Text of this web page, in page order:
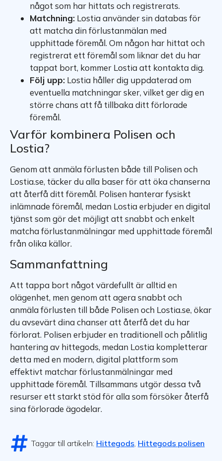
något som har hittats och registrerats.
Matchning: Lostia använder sin databas för
att matcha din förlustanmälan med
upphittade föremål. Om någon har hittat och
registrerat ett föremål som liknar det du har
tappat bort, kommer Lostia att kontakta dig.
Följ upp: Lostia håller dig uppdaterad om
eventuella matchningar sker, vilket ger dig en
större chans att få tillbaka ditt förlorade
föremål.
Varför kombinera Polisen och
Lostia?
Genom att anmäla förlusten både till Polisen och
Lostia.se, täcker du alla baser för att öka chanserna
att återfå ditt föremål. Polisen hanterar fysiskt
inlämnade föremål, medan Lostia erbjuder en digital
tjänst som gör det möjligt att snabbt och enkelt
matcha förlustanmälningar med upphittade föremål
från olika källor.
Sammanfattning
Att tappa bort något värdefullt är alltid en
olägenhet, men genom att agera snabbt och
anmäla förlusten till både Polisen och Lostia.se, ökar
du avsevärt dina chanser att återfå det du har
förlorat. Polisen erbjuder en traditionell och pålitlig
hantering av hittegods, medan Lostia kompletterar
detta med en modern, digital plattform som
effektivt matchar förlustanmälningar med
upphittade föremål. Tillsammans utgör dessa två
resurser ett starkt stöd för alla som försöker återfå
sina förlorade ägodelar.
Taggar till artikeln: Hittegods, Hittegods polisen